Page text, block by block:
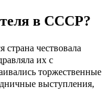
в СССР?
чествовала
их с
торжественные
выступления,